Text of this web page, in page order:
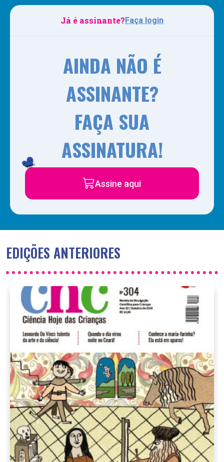
Já é assinante? Faça login
AINDA NÃO É
ASSINANTE?
FAÇA SUA
ASSINATURA!
Assine aqui
EDIÇÕES ANTERIORES